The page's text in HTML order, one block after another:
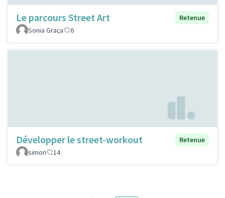
Le parcours Street Art
Retenue
Sonia Graça
6
Développer le street-workout
Retenue
simon
14